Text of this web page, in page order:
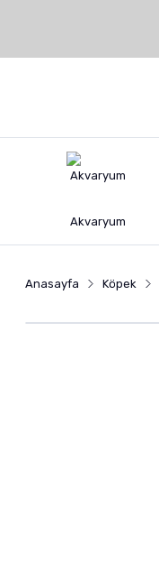
Akvaryum
Anasayfa Köpek